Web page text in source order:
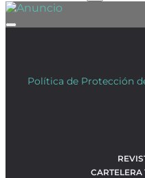
Política de Protección